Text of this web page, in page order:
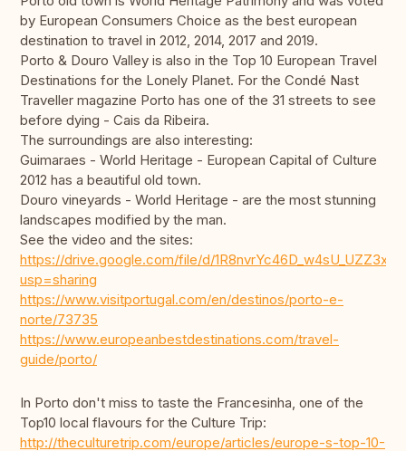
by European Consumers Choice as the best european
destination to travel in 2012, 2014, 2017 and 2019.
Porto & Douro Valley is also in the Top 10 European Travel
Destinations for the Lonely Planet. For the Condé Nast
Traveller magazine Porto has one of the 31 streets to see
before dying - Cais da Ribeira.
The surroundings are also interesting:
Guimaraes - World Heritage - European Capital of Culture
2012 has a beautiful old town.
Douro vineyards - World Heritage - are the most stunning
landscapes modified by the man.
See the video and the sites:
https://drive.google.com/file/d/
usp=sharing
https://www.visitportugal.com/en/destinos/porto-e-
norte/73735
https://www.europeanbestdestinations.com/travel-
guide/porto/
In Porto don't miss to taste the Francesinha, one of the
Top10 local flavours for the Culture Trip:
http://theculturetrip.com/europe/articles/europe-s-top-10-